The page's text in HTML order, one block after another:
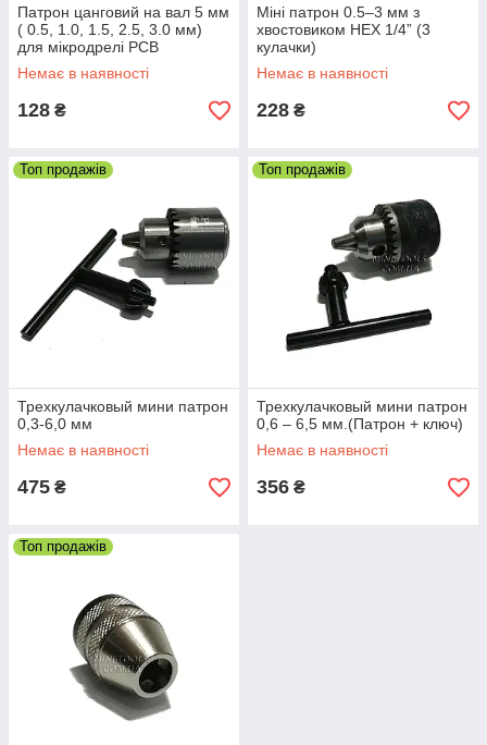
Патрон цанговий на вал 5 мм
( 0.5, 1.0, 1.5, 2.5, 3.0 мм)
для мікродрелі PCB
Немає в наявності
128 ₴
Міні патрон 0.5–3 мм з
хвостовиком HEX 1/4” (3
кулачки)
Немає в наявності
228 ₴
Топ продажів
Трехкулачковый мини патрон
0,3-6,0 мм
Немає в наявності
475 ₴
Топ продажів
Трехкулачковый мини патрон
0,6 – 6,5 мм.(Патрон + ключ)
Немає в наявності
356 ₴
Топ продажів